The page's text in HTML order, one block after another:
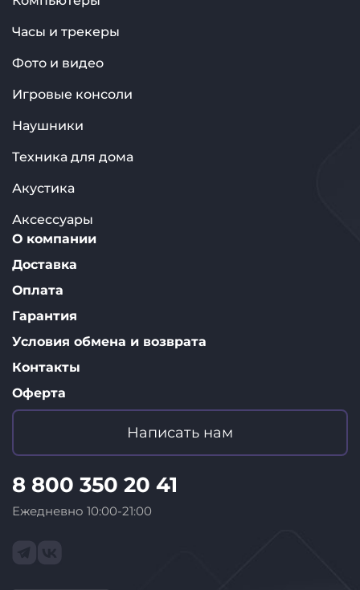
Написать нам
8 800 350 20 41
Ежедневно 10:00-21:00
Часы и трекеры
Фото и видео
Игровые консоли
Наушники
Техника для дома
Акустика
Аксессуары
О компании
Доставка
Оплата
Гарантия
Условия обмена и возврата
Контакты
Оферта